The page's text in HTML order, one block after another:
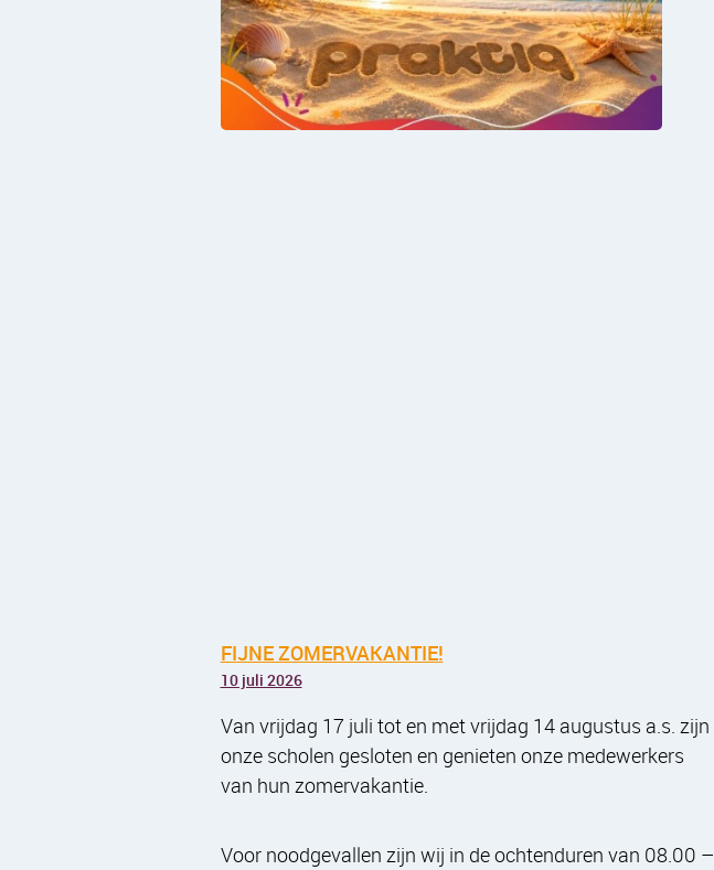
FIJNE ZOMERVAKANTIE!
10 juli 2026
Van vrijdag 17 juli tot en met vrijdag 14 augustus a.s. zijn
onze scholen gesloten en genieten onze medewerkers
van hun zomervakantie.
Voor noodgevallen zijn wij in de ochtenduren van 08.00 –